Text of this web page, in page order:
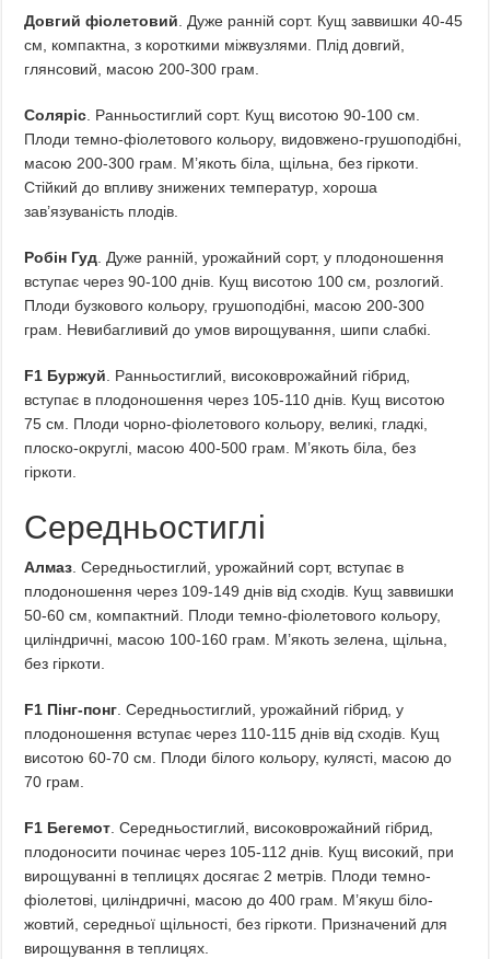
Довгий фіолетовий . Дуже ранній сорт. Кущ заввишки 40-45
см, компактна, з короткими міжвузлями. Плід довгий,
глянсовий, масою 200-300 грам.
Соляріс . Ранньостиглий сорт. Кущ висотою 90-100 см.
Плоди темно-фіолетового кольору, видовжено-грушоподібні,
масою 200-300 грам. М’якоть біла, щільна, без гіркоти.
Стійкий до впливу знижених температур, хороша
зав’язуваність плодів.
Робін Гуд . Дуже ранній, урожайний сорт, у плодоношення
вступає через 90-100 днів. Кущ висотою 100 см, розлогий.
Плоди бузкового кольору, грушоподібні, масою 200-300
грам. Невибагливий до умов вирощування, шипи слабкі.
F1 Буржуй . Ранньостиглий, високоврожайний гібрид,
вступає в плодоношення через 105-110 днів. Кущ висотою
75 см. Плоди чорно-фіолетового кольору, великі, гладкі,
плоско-округлі, масою 400-500 грам. М’якоть біла, без
гіркоти.
Середньостиглі
Алмаз . Середньостиглий, урожайний сорт, вступає в
плодоношення через 109-149 днів від сходів. Кущ заввишки
50-60 см, компактний. Плоди темно-фіолетового кольору,
циліндричні, масою 100-160 грам. М’якоть зелена, щільна,
без гіркоти.
F1 Пінг-понг . Середньостиглий, урожайний гібрид, у
плодоношення вступає через 110-115 днів від сходів. Кущ
висотою 60-70 см. Плоди білого кольору, кулясті, масою до
70 грам.
F1 Бегемот . Середньостиглий, високоврожайний гібрид,
плодоносити починає через 105-112 днів. Кущ високий, при
вирощуванні в теплицях досягає 2 метрів. Плоди темно-
фіолетові, циліндричні, масою до 400 грам. М’якуш біло-
жовтий, середньої щільності, без гіркоти. Призначений для
вирощування в теплицях.